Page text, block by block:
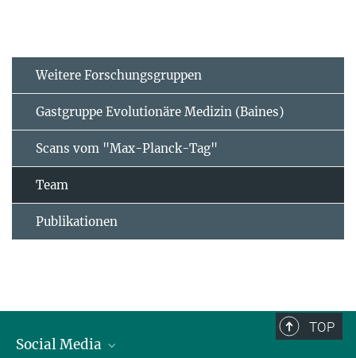
Weitere Forschungsgruppen
Gastgruppe Evolutionäre Medizin (Baines)
Scans vom "Max-Planck-Tag"
Team
Publikationen
TOP
Social Media